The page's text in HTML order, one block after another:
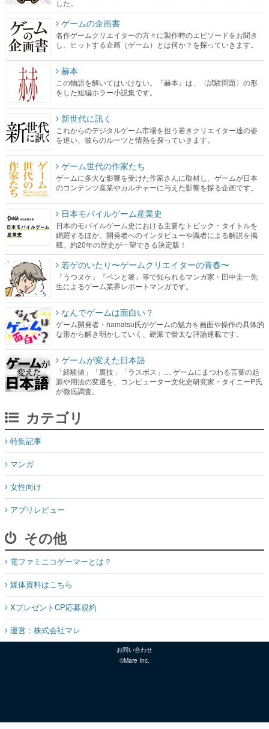
した。
ゲームの企画書
名作ゲームクリエイターの方々に製作時のエピソードをお聞き
し、ヒットする企画（ゲーム）とは何か？を探っていきます。
赫本
この物語を解いてはいけない。『赫本』は、〈試験問題〉の形
をした短編ホラー小説集です。
新世代に訊く
これからのデジタルゲーム市場を担う若きクリエイター達の姿
を追い、彼らのルーツと情熱を探っていきます。
ゲーム世代の作家たち
ゲームに多大な影響を受けた作家さんに取材し、ゲームが日本
のコンテンツ産業やカルチャーに与えた影響を探る企画です。
日本モバイルゲーム産業史
日本のモバイルゲーム史における主要なトピック・タイトルを
網羅するほか、開発者へのインタビューや識者による解説を掲
載。約20年の歴史が一望できる決定版！
若ゲのいたり〜ゲームクリエイターの青春〜
『うつヌケ』『ペンと箸』等で知られるマンガ家・田中圭一先
生によるゲーム業界レポートマンガです。
なんでゲームは面白い？
ゲーム開発者・hamatsu氏がゲームの魅力を画面や操作の具体的
な形から解き明かしていく、硬派で骨太な評論連載です。
ゲームが変えた日本語
「経験値」「裏技」「ラスボス」… ゲームにまつわる言葉の起
源や用法の変遷を、コンピューター文化史研究家・タイニーP氏
が徹底調査。
カテゴリ
特集記事
マンガ
女性向け
アプリレビュー
その他
電ファミニコゲーマーとは？
媒体資料はこちら
XプレゼントCP応募規約
運営：株式会社マレ
お問い合わせ
©Mare Inc.